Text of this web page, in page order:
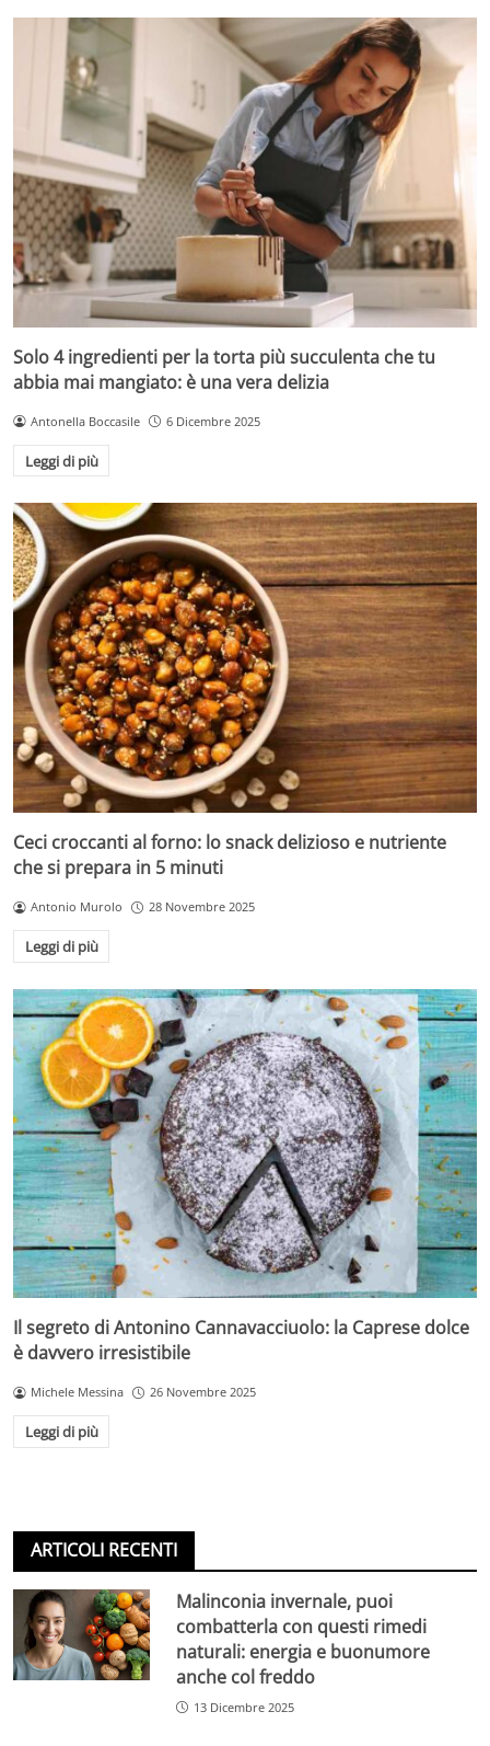
Solo 4 ingredienti per la torta più succulenta che tu
abbia mai mangiato: è una vera delizia
Antonella Boccasile 6 Dicembre 2025
Leggi di più
Ceci croccanti al forno: lo snack delizioso e nutriente
che si prepara in 5 minuti
Antonio Murolo 28 Novembre 2025
Leggi di più
Il segreto di Antonino Cannavacciuolo: la Caprese dolce
è davvero irresistibile
Michele Messina 26 Novembre 2025
Leggi di più
ARTICOLI RECENTI
Malinconia invernale, puoi
combatterla con questi rimedi
naturali: energia e buonumore
anche col freddo
13 Dicembre 2025